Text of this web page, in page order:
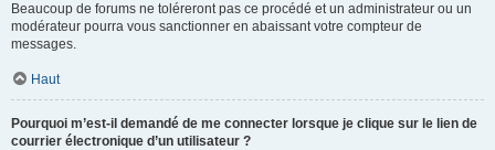
Beaucoup de forums ne toléreront pas ce procédé et un administrateur ou un
modérateur pourra vous sanctionner en abaissant votre compteur de
messages.
Haut
Pourquoi m’est-il demandé de me connecter lorsque je clique sur le lien de
courrier électronique d’un utilisateur ?